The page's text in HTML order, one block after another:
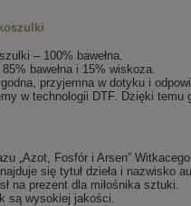
– 100% bawełna.
bawełna i 15% wiskoza.
przyjemna w dotyku i
w technologii DTF. Dzięki
„Azot, Fosfór i Arsen”
się tytuł dzieła i nazwisko
na prezent dla miłośnika sztuki.
są wysokiej jakości.